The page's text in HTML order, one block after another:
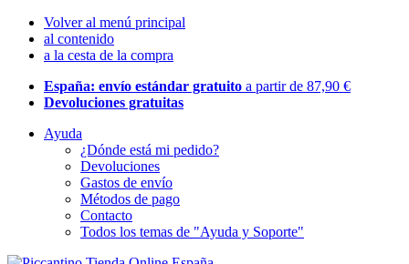
Volver al menú principal
al contenido
a la cesta de la compra
España: envío estándar gratuito a partir de 87,90 €
Devoluciones gratuitas
Ayuda
¿Dónde está mi pedido?
Devoluciones
Gastos de envío
Métodos de pago
Contacto
Todos los temas de "Ayuda y Soporte"